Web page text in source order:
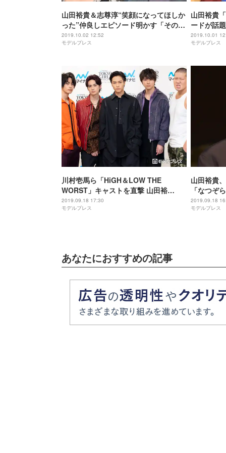
山田裕貴＆志尊淳“笑顔になってほしか
った”仲良しエピソード明かす「そのま
ま裸で…」
2019.10.02 12:52
モデルプレス
山田裕貴
ードが話
2019.10.01
モデルプレス
川村壱馬ら「HiGH＆LOW THE
WORST」キャストを直撃 山田裕
貴“TGCランウェイ”の反省がリアル…
吉野北人は「歌っていた方が楽」
2019.09.18 17:30
モデルプレス
山田裕貴
「なつぞ
2019.09.18
モデルプレス
あなたにおすすめの記事